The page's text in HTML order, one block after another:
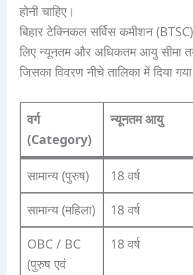
होनी चाहिए।
बिहार टेक्निकल सर्विस कमीशन
लिए न्यूनतम और अधिकतम आयु सीमा
जिसका विवरण नीचे तालिका में दिया
वर्ग
(Category)
न्यूनतम आयु
सामान्य (पुरुष) 18 वर्ष
सामान्य (महिला) 18 वर्ष
OBC / BC
(पुरुष एवं
18 वर्ष